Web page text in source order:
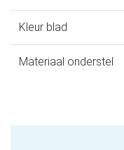
Kleur blad
Materiaal onderstel